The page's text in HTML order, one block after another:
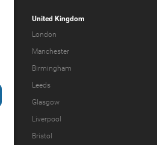
United Kingdom
London
Manchester
Birmingham
Leeds
Glasgow
Liverpool
Bristol